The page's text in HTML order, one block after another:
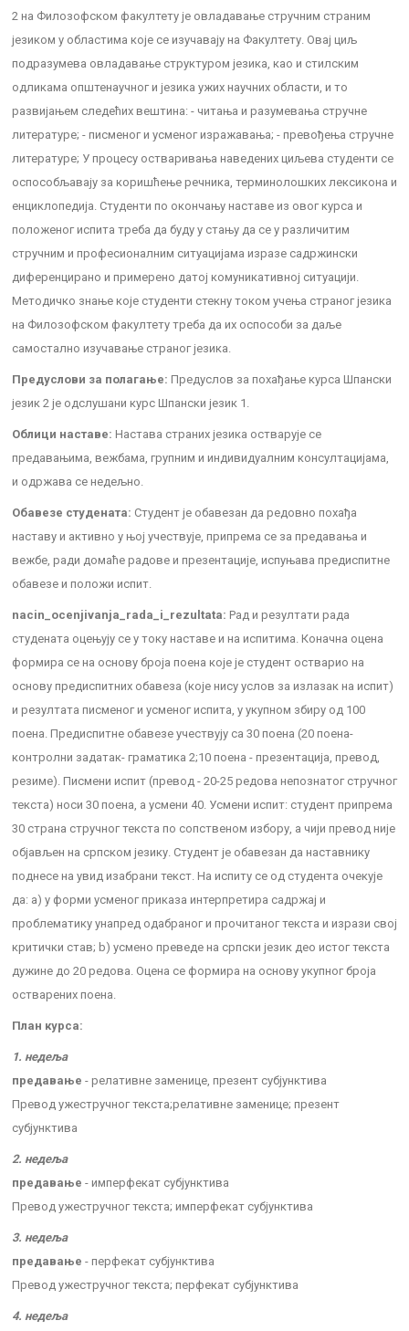
2 на Филозофском факултету је овладавање стручним страним
језиком у областима које се изучавају на Факултету. Овај циљ
подразумева овладавање структуром језика, као и стилским
одликама општенаучног и језика ужих научних области, и то
развијањем следећих вештина: - читањa и разумевањa стручне
литературе; - писменoг и усменoг изражавања; - превођења стручне
литературе; У процесу остваривања наведених циљева студенти се
оспособљавају за коришћење речника, терминолошких лексикона и
енциклопедија. Студенти по окончању наставе из овог курса и
положеног испита треба да буду у стању да се у различитим
стручним и професионалним ситуацијама изразе садржински
диференцирано и примерено датој комуникативној ситуацији.
Методичко знање које студенти стекну током учења страног језика
на Филозофском факултету треба да их оспособи за даље
самостално изучавање страног језика.
Предуслови за полагање: Предуслов за похађање курса Шпански
језик 2 је одслушани курс Шпански језик 1.
Облици наставе: Настава страних језика остварује се
предавањима, вежбама, групним и индивидуалним консултацијама,
и одржава се недељно.
Обавезе студената: Студент је обавезан да редовно похађа
наставу и активно у њој учествује, припрема се за предавања и
вежбе, ради домаће радове и презентације, испуњава предиспитне
обавезе и положи испит.
nacin_ocenjivanja_rada_i_rezultata: Рад и резултати рада
студената оцењују се у току наставе и на испитима. Коначна оцена
формира се на основу броја поена које је студент остварио на
основу предиспитних обавеза (које нису услов за излазак на испит)
и резултата писменог и усменог испита, у укупном збиру од 100
поена. Предиспитне обавезе учествују са 30 поена (20 поена-
контролни задатак- граматика 2;10 поена - презентација, превод,
резиме). Писмени испит (превод - 20-25 редова непознатог стручног
текста) носи 30 поена, а усмени 40. Усмени испит: студент припрема
30 страна стручног текста по сопственом избору, а чији превод није
објављен на српском језику. Студент је обавезан да наставнику
поднесе на увид изабрани текст. На испиту се од студента очекује
да: a) у форми усменог приказа интерпретира садржај и
проблематику унапред одабраног и прочитаног текста и изрази свој
критички став; b) усмено преведе на српски језик део истог текста
дужине до 20 редова. Оцена се формира на основу укупног броја
остварених поена.
План курса:
1. недеља
предавање - релативне заменице, презент субјунктива
Превод ужестручног текста;релативне заменице; презент
субјунктива
2. недеља
предавање - имперфекат субјунктива
Превод ужестручног текста; имперфекат субјунктива
3. недеља
предавање - перфекат субјунктива
Превод ужестручног текста; перфекат субјунктива
4. недеља